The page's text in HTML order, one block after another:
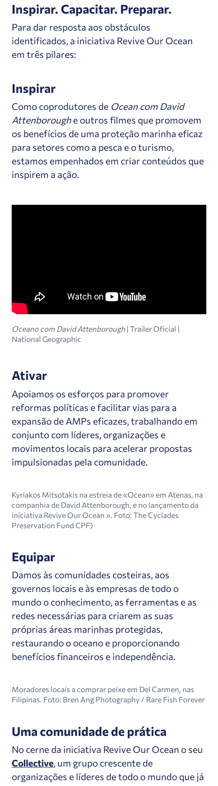
Inspirar. Capacitar. Preparar.
Para dar resposta aos obstáculos
identificados, a iniciativa Revive Our Ocean
em três pilares:
Inspirar
Como coprodutores de Ocean com David
Attenboroughe outros filmes que promovem
os benefícios de uma proteção marinha eficaz
para setores como a pesca e o turismo,
estamos empenhados em criar conteúdos que
inspirem a ação.
Oceano com David Attenborough| Trailer Oficial |
National Geographic
Ativar
Apoiamos os esforços para promover
reformas políticas e facilitar vias para a
expansão de AMPs eficazes, trabalhando em
conjunto com líderes, organizações e
movimentos locais para acelerar propostas
impulsionadas pela comunidade.
Kyriakos Mitsotakis na estreia de «Ocean» em Atenas, na
companhia de David Attenborough, e no lançamento da
iniciativa Revive Our Ocean ». Foto: The Cyclades
Preservation Fund CPF)
Equipar
Damos às comunidades costeiras, aos
governos locais e às empresas de todo o
mundo o conhecimento, as ferramentas e as
redes necessárias para criarem as suas
próprias áreas marinhas protegidas,
restaurando o oceano e proporcionando
benefícios financeiros e independência.
Moradores locais a comprar peixe em Del Carmen, nas
Filipinas. Foto: Bren Ang Photography / Rare Fish Forever
Uma comunidade de prática
No cerne da iniciativa Revive Our Ocean o seu
Collective, um grupo crescente de
organizações e líderes de todo o mundo que já